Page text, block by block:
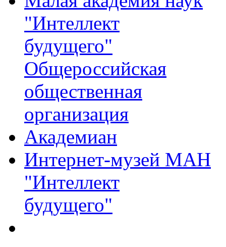
"Интеллект
будущего"
Общероссийская
общественная
организация
Академиан
Интернет-музей МАН
"Интеллект
будущего"